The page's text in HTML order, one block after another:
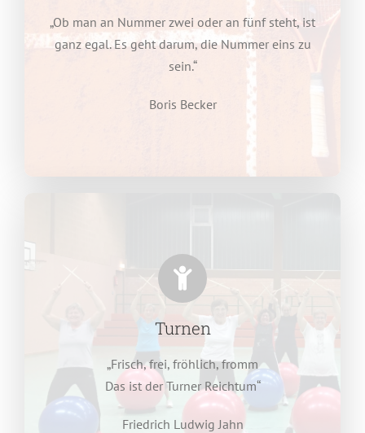
„Ob man an Nummer zwei oder an fünf steht, ist
ganz egal. Es geht darum, die Nummer eins zu
sein.“
Boris Becker
Turnen
„Frisch, frei, fröhlich, fromm
Das ist der Turner Reichtum“
Friedrich Ludwig Jahn